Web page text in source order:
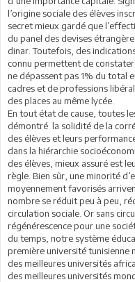
l’origine sociale des élèves
secret mieux gardé que
du panel des devises
dinar. Toutefois, des
connu permettent de
ne dépassent pas 1% du total
cadres et de professions
des places au même lycée.
En tout état de cause, toutes
démontré la solidité de la
des élèves et leurs
dans la hiérarchie
des élèves, mieux assuré est
règle. Bien sûr, une minorité
moyennement favorisés
nombre se réduit peu à peu,
circulation sociale. Or sans
régénérescence pour une
du temps, notre système
première université tunisienne
des meilleures universités
des meilleures universités